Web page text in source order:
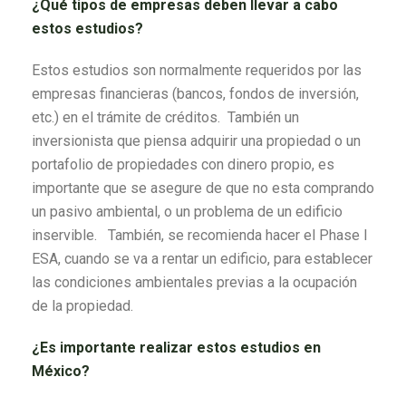
¿Qué tipos de empresas deben llevar a cabo
estos estudios?
Estos estudios son normalmente requeridos por las
empresas financieras (bancos, fondos de inversión,
etc.) en el trámite de créditos. También un
inversionista que piensa adquirir una propiedad o un
portafolio de propiedades con dinero propio, es
importante que se asegure de que no esta comprando
un pasivo ambiental, o un problema de un edificio
inservible. También, se recomienda hacer el Phase I
ESA, cuando se va a rentar un edificio, para establecer
las condiciones ambientales previas a la ocupación
de la propiedad.
¿Es importante realizar estos estudios en
México?